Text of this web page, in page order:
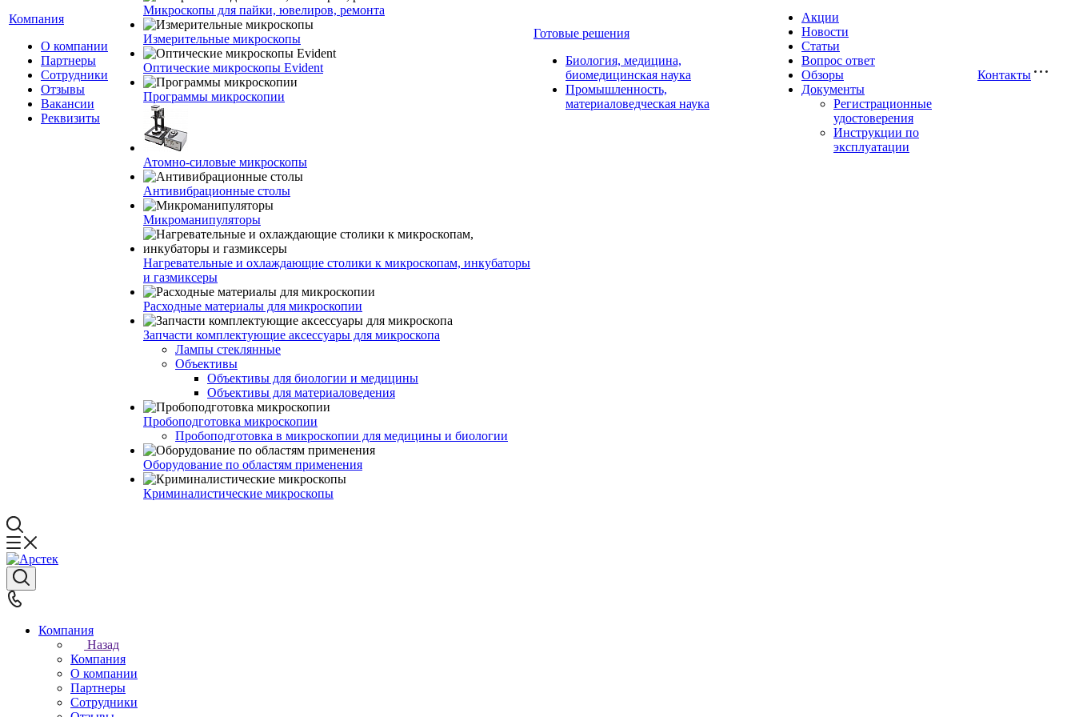
Компания
О компании
Партнеры
Сотрудники
Отзывы
Вакансии
Реквизиты
Микроскопы для пайки, ювелиров, ремонта
Измерительные микроскопы
Оптические микроскопы Evident
Программы микроскопии
Атомно-силовые микроскопы
Антивибрационные столы
Микроманипуляторы
Нагревательные и охлаждающие столики к микроскопам, инкубаторы
и газмиксеры
Расходные материалы для микроскопии
Запчасти комплектующие аксессуары для микроскопа
Лампы стеклянные
Объективы
Объективы для биологии и медицины
Объективы для материаловедения
Пробоподготовка микроскопии
Пробоподготовка в микроскопии для медицины и биологии
Оборудование по областям применения
Криминалистические микроскопы
Готовые решения
Биология, медицина,
биомедицинская наука
Промышленность,
материаловедческая наука
Акции
Новости
Статьи
Вопрос ответ
Обзоры
Документы
Регистрационные
удостоверения
Инструкции по
эксплуатации
Контакты
Компания
Назад
Компания
О компании
Партнеры
Сотрудники